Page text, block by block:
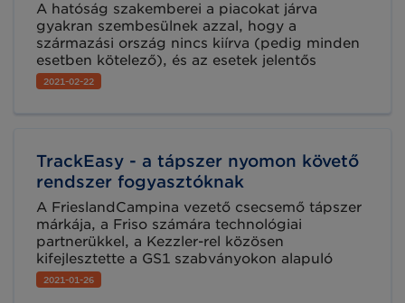
A hatóság szakemberei a piacokat járva
gyakran szembesülnek azzal, hogy a
származási ország nincs kiírva (pedig minden
esetben kötelező), és az esetek jelentős
részében a kereskedő vagy a termelő nem is
érti, miért kellene ezt megtennie. A késő őszi –
származású termék egyszerre van jelen a
piacon, a vásárló részéről pedig jogos igény,
hogy eldönthesse, melyiket részesíti előnyben.
2021-02-22
TrackEasy - a tápszer nyomon követő
rendszer fogyasztóknak
A FrieslandCampina vezető csecsemő tápszer
márkája, a Friso számára technológiai
partnerükkel, a Kezzler-rel közösen
kifejlesztette a GS1 szabványokon alapuló
TrackEasy nevű alkalmazást. Ez az iparág első
intelligens csomagolási innovációja, amely
2021-01-26